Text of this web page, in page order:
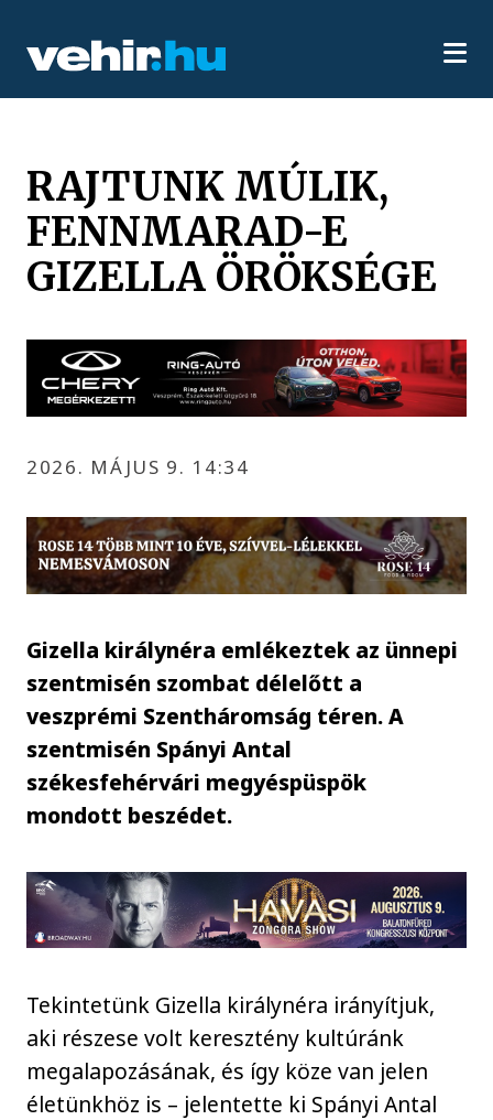
RAJTUNK MÚLIK,
FENNMARAD-E
GIZELLA ÖRÖKSÉGE
2026. MÁJUS 9. 14:34
Gizella királynéra emlékeztek az ünnepi
szentmisén szombat délelőtt a
veszprémi Szentháromság téren. A
szentmisén Spányi Antal
székesfehérvári megyéspüspök
mondott beszédet.
Tekintetünk Gizella királynéra irányítjuk,
aki részese volt keresztény kultúránk
megalapozásának, és így köze van jelen
életünkhöz is – jelentette ki Spányi Antal